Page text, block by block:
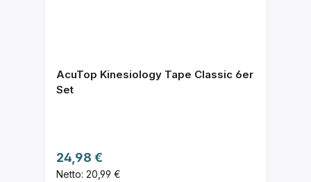
AcuTop Kinesiology Tape Classic 6er
Set
Regulärer Preis:
24,98 €
Netto: 20,99 €